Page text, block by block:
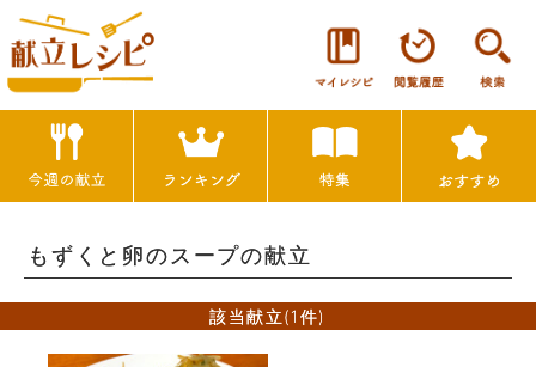
もずくと卵のスープの献立
該当献立(1件)